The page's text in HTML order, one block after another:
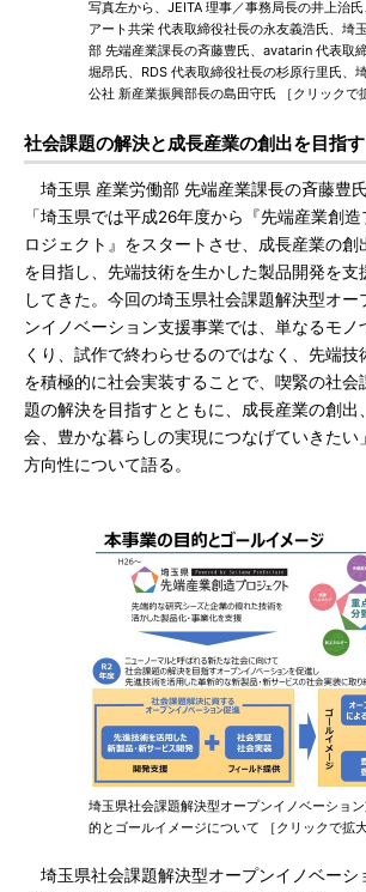
写真左から、JEITA 理事／事務局長の井上治
アート共栄 代表取締役社長の永友義浩氏、埼
部 先端産業課長の斉藤豊氏、avatarin 代表取
堀昂氏、RDS 代表取締役社長の杉原行里氏、
公社 新産業振興部長の島田守氏 ［クリックで
社会課題の解決と成長産業の創出を目指す
埼玉県 産業労働部 先端産業課長の斉藤豊
「埼玉県では平成26年度から『先端産業創造
ロジェクト』をスタートさせ、成長産業の創
を目指し、先端技術を生かした製品開発を支
してきた。今回の埼玉県社会課題解決型オー
ンイノベーション支援事業では、単なるモノ
くり、試作で終わらせるのではなく、先端技
を積極的に社会実装することで、喫緊の社会
題の解決を目指すとともに、成長産業の創出
会、豊かな暮らしの実現につなげていきたい
方向性について語る。
埼玉県社会課題解決型オープンイノベーショ
的とゴールイメージについて ［クリックで拡大
埼玉県社会課題解決型オープンイノベーシ